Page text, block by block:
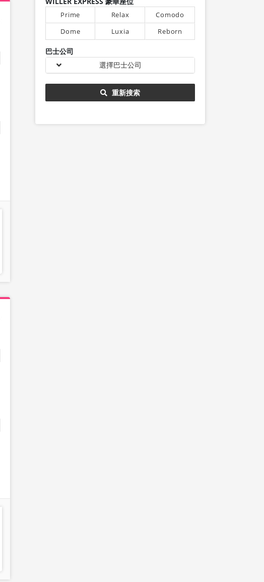
Prime Relax
Comodo
Dome
Luxia Reborn
巴士公司
選擇巴士公司
重新搜索